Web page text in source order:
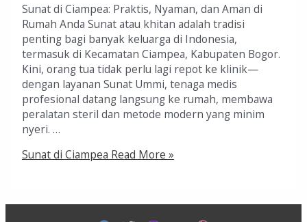
Sunat di Ciampea: Praktis, Nyaman, dan Aman di
Rumah Anda Sunat atau khitan adalah tradisi
penting bagi banyak keluarga di Indonesia,
termasuk di Kecamatan Ciampea, Kabupaten Bogor.
Kini, orang tua tidak perlu lagi repot ke klinik—
dengan layanan Sunat Ummi, tenaga medis
profesional datang langsung ke rumah, membawa
peralatan steril dan metode modern yang minim
nyeri. …
Sunat di Ciampea Read More »